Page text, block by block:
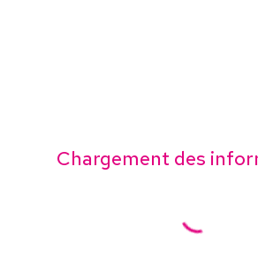
Chargement des